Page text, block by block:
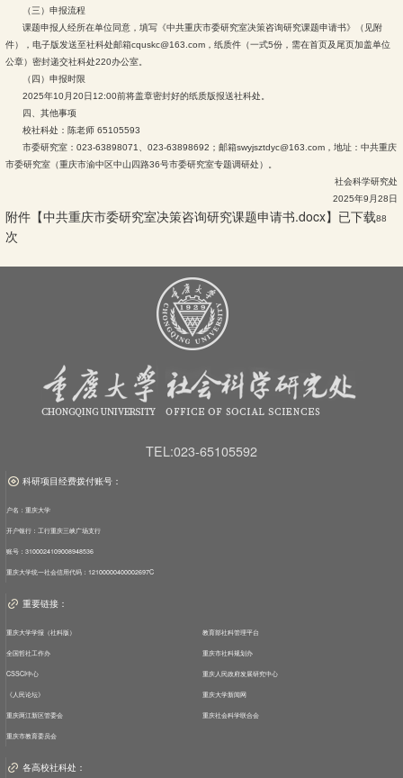
（三）申报流程
课题申报人经所在单位同意，填写《中共重庆市委研究室决策咨询研究课题申请书》（见附
件），电子版发送至社科处邮箱cquskc@163.com，纸质件（一式5份，需在首页及尾页加盖单位
公章）密封递交社科处220办公室。
（四）申报时限
2025年10月20日12:00前将盖章密封好的纸质版报送社科处。
四、其他事项
校社科处：陈老师 65105593
市委研究室：023-63898071、023-63898692；邮箱swyjsztdyc@163.com，地址：中共重庆
市委研究室（重庆市渝中区中山四路36号市委研究室专题调研处）。
社会科学研究处
2025年9月28日
附件【中共重庆市委研究室决策咨询研究课题申请书.docx】已下载88
次
TEL:023-65105592
科研项目经费拨付账号：
户名：重庆大学
开户银行：工行重庆三峡广场支行
账号：3100024109008948536
重庆大学统一社会信用代码：12100000400002697C
重要链接：
重庆大学学报（社科版） 教育部社科管理平台
全国哲社工作办 重庆市社科规划办
CSSCI中心 重庆人民政府发展研究中心
《人民论坛》 重庆大学新闻网
重庆两江新区管委会 重庆社会科学联合会
重庆市教育委员会
各高校社科处：